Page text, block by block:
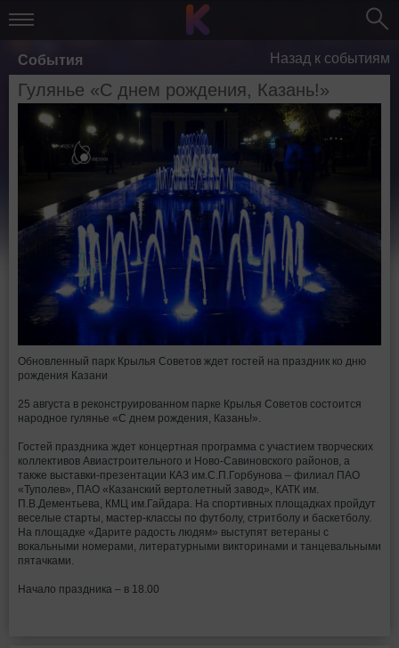
События Назад к событиям
Гулянье «С днем рождения, Казань!»
Обновленный парк Крылья Советов ждет гостей на праздник ко дню
рождения Казани
25 августа в реконструированном парке Крылья Советов состоится
народное гулянье «С днем рождения, Казань!».
Гостей праздника ждет концертная программа с участием творческих
коллективов Авиастроительного и Ново-Савиновского районов, а
также выставки-презентации КАЗ им.С.П.Горбунова – филиал ПАО
«Туполев», ПАО «Казанский вертолетный завод», КАТК им.
П.В.Дементьева, КМЦ им.Гайдара. На спортивных площадках пройдут
веселые старты, мастер-классы по футболу, стритболу и баскетболу.
На площадке «Дарите радость людям» выступят ветераны с
вокальными номерами, литературными викторинами и танцевальными
пятачками.
Начало праздника – в 18.00